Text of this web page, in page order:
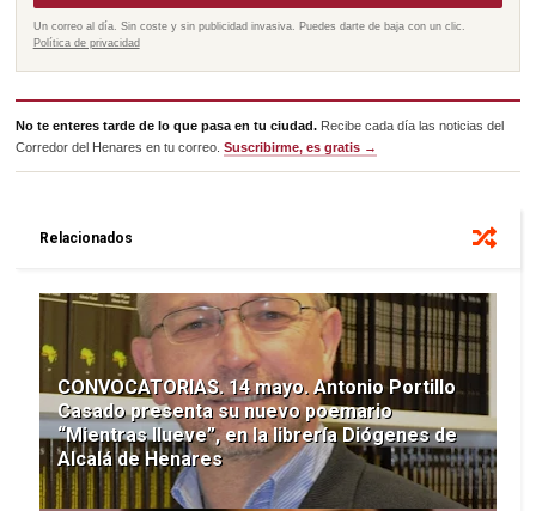
Un correo al día. Sin coste y sin publicidad invasiva. Puedes darte de baja con un clic.
Política de privacidad
No te enteres tarde de lo que pasa en tu ciudad. Recibe cada día las noticias del
Corredor del Henares en tu correo.Suscribirme, es gratis →
Relacionados
CONVOCATORIAS. 14 mayo. Antonio Portillo
Casado presenta su nuevo poemario
“Mientras llueve”, en la librería Diógenes de
Alcalá de Henares